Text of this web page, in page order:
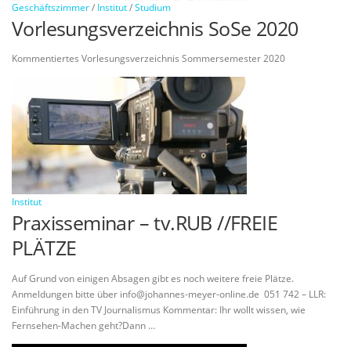
Geschäftszimmer/ Institut/Studium
Vorlesungsverzeichnis SoSe 2020
Kommentiertes Vorlesungsverzeichnis Sommersemester 2020
Institut
Praxisseminar – tv.RUB //FREIE
PLÄTZE
Auf Grund von einigen Absagen gibt es noch weitere freie Plätze.
Anmeldungen bitte über info@johannes-meyer-online.de 051 742 – LLR:
Einführung in den TV Journalismus Kommentar: Ihr wollt wissen, wie
Fernsehen-Machen geht?Dann …